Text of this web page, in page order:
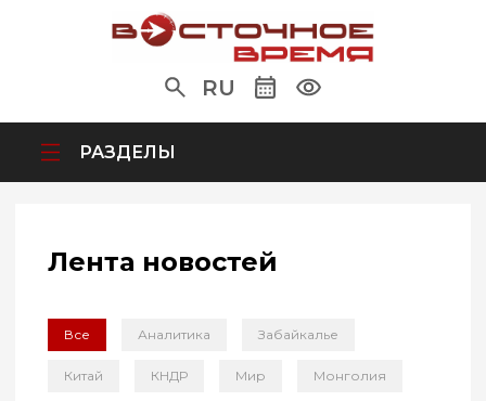
RU
РАЗДЕЛЫ
Лента новостей
Все Аналитика Забайкалье
Китай КНДР Мир Монголия